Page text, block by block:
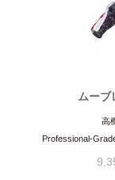
ムーブ
高
Professional-